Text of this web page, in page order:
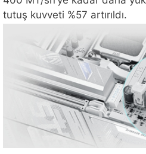
tutuş kuvveti %57 artırıldı.